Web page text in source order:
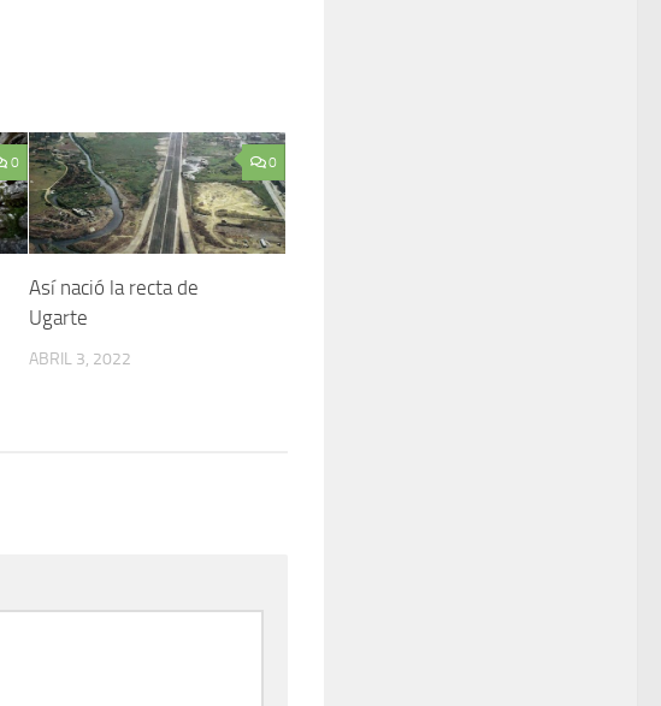
0 0
Así nació la recta de
Ugarte
ABRIL 3, 2022